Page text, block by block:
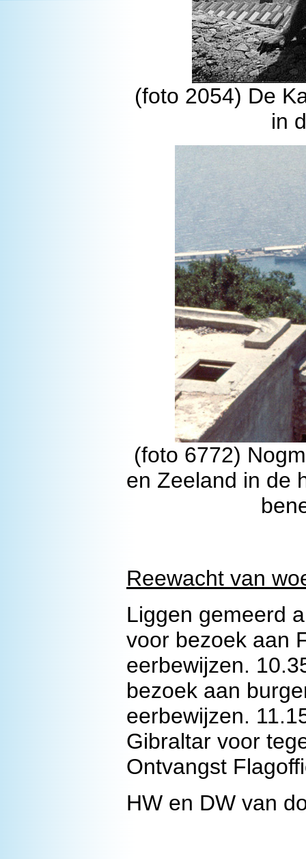
(foto 2054) De
in
(foto 6772)
en Zeeland in de
Reewacht van
Liggen gemeerd
voor bezoek aan
eerbewijzen.
bezoek aan
eerbewijzen.
Gibraltar voor
Ontvangst
HW en DW van